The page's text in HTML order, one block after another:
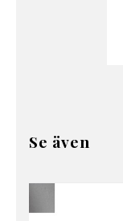
Se även